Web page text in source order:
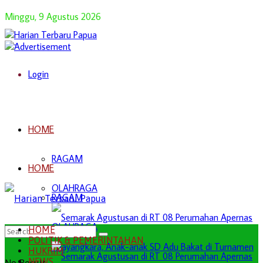
Minggu, 9 Agustus 2026
Login
HOME
RAGAM
OLAHRAGA
HOME
RAGAM
OLAHRAGA
HOME
POLITIK & PEMERINTAHAN
HUKRIM